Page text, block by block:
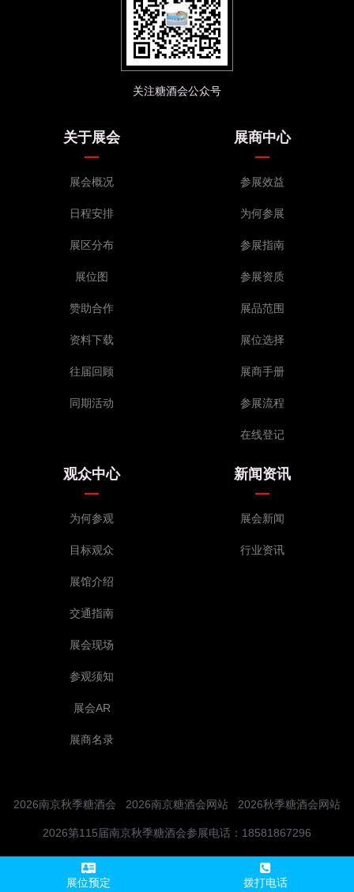
关注糖酒会公众号
关于展会
展会概况
日程安排
展区分布
展位图
赞助合作
资料下载
往届回顾
同期活动
展商中心
参展效益
为何参展
参展指南
参展资质
展品范围
展位选择
展商手册
参展流程
在线登记
观众中心
为何参观
目标观众
展馆介绍
交通指南
展会现场
参观须知
展会AR
展商名录
新闻资讯
展会新闻
行业资讯
2026南京秋季糖酒会 2026南京糖酒会网站 2026秋季糖酒会网站
2026第115届南京秋季糖酒会参展电话：18581867296
展位预定 拨打电话